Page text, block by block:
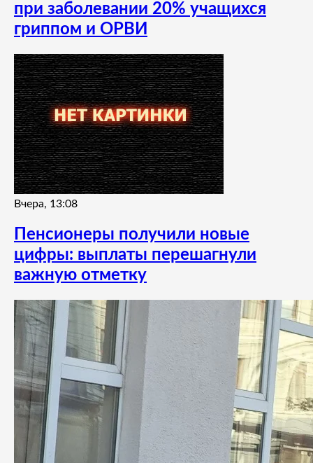
при заболевании 20% учащихся
гриппом и ОРВИ
Вчера, 13:08
Пенсионеры получили новые
цифры: выплаты перешагнули
важную отметку